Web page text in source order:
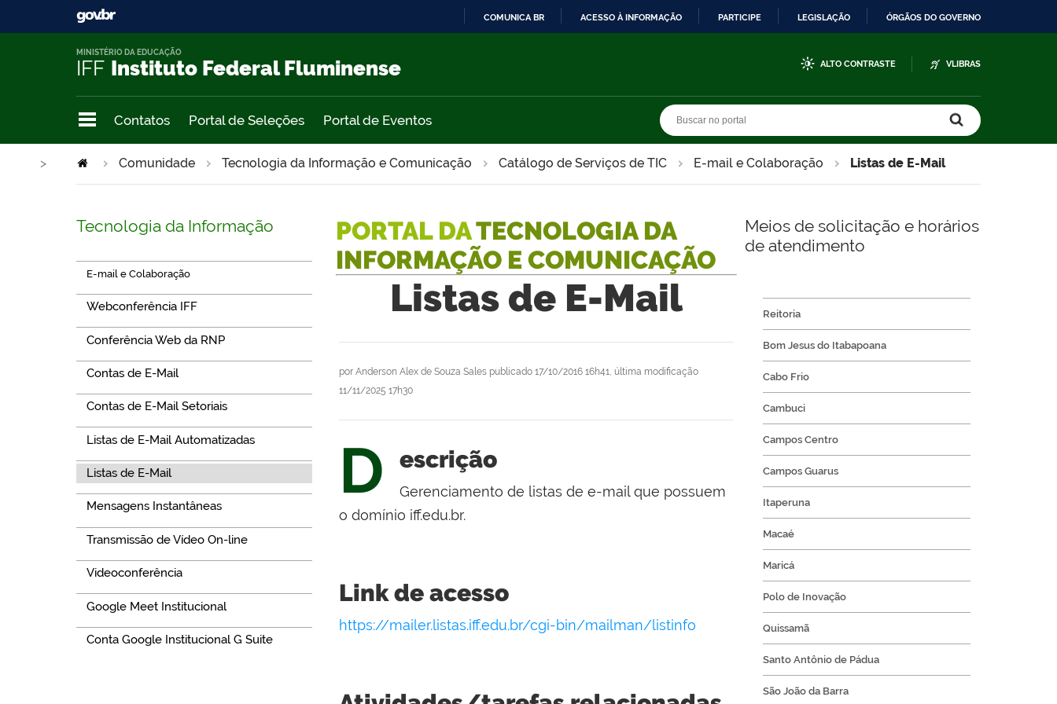
COMUNICA BR ACESSO À INFORMAÇÃO PARTICIPE LEGISLAÇÃO ÓRGÃOS DO GOVERNO
IFF Instituto Federal Fluminense
MINISTÉRIO DA EDUCAÇÃO
ALTO CONTRASTE VLIBRAS
Contatos Portal de Seleções Portal de Eventos
Comunidade Tecnologia da Informação e Comunicação Catálogo de Serviços de TIC E-mail e Colaboração
> Listas de E-Mail
Tecnologia da Informação
E-mail e Colaboração
Webconferência IFF
Conferência Web da RNP
Contas de E-Mail
Contas de E-Mail Setoriais
Listas de E-Mail Automatizadas
Listas de E-Mail
Mensagens Instantâneas
Transmissão de Vídeo On-line
Videoconferência
Google Meet Institucional
Conta Google Institucional G Suite
PORTAL DATECNOLOGIA DA
INFORMAÇÃO E COMUNICAÇÃO
Listas de E-Mail
por Anderson Alex de Souza Sales publicado 17/10/2016 16h41, última modificação
11/11/2025 17h30
D escrição
Gerenciamento de listas de e-mail que possuem
o domínio iff.edu.br.
Link de acesso
https://mailer.listas.iff.edu.br/cgi-bin/mailman/listinfo
Meios de solicitação e horários
de atendimento
Reitoria
Bom Jesus do Itabapoana
Cabo Frio
Cambuci
Campos Centro
Campos Guarus
Itaperuna
Macaé
Maricá
Polo de Inovação
Quissamã
Santo Antônio de Pádua
São João da Barra